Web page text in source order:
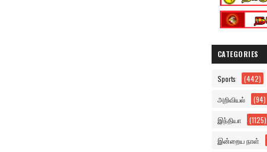
CATEGORIES
Sports (442)
அறிவியல் (94)
இந்தியா (1125)
இன்றைய நாள்